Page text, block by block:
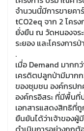
จำนวนนี้มีการขายค
tCO2eq จาก 2 โคร
ยั่งยืน ณ วัดหนองจร
ระยอง และโครงการ
.
เมื่อ Demand มากก
เครดิตปลูกป่ามีมาก
ของชุมชน องค์กรป
องค์กรอิสระ ที่มีพื้นที่
เอกสารแสดงสิทธิที่
ยืนยันได้ว่าเจ้าของ